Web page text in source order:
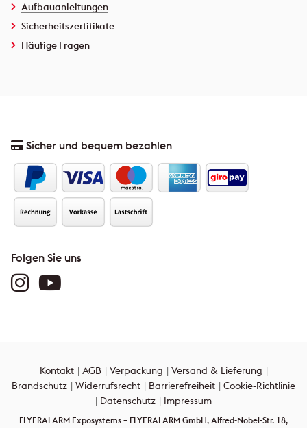
Aufbauanleitungen
Sicherheitszertifikate
Häufige Fragen
Sicher und bequem bezahlen
Folgen Sie uns
Kontakt AGB Verpackung
Versand & Lieferung
Brandschutz
Widerrufsrecht Barrierefreiheit
Cookie-Richtlinie
Datenschutz
Impressum
FLYERALARM Exposystems – FLYERALARM GmbH, Alfred-Nobel-Str. 18,